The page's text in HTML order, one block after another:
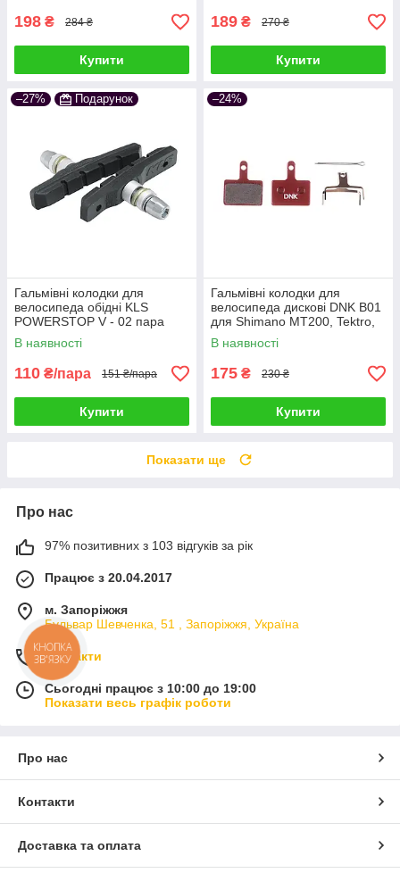
198 ₴ 284 ₴
Купити
189 ₴ 270 ₴
Купити
–27% Подарунок
Гальмівні колодки для
велосипеда обідні KLS
POWERSTOP V - 02 пара
В наявності
110 ₴/пара 151 ₴/пара
Купити
–24%
Гальмівні колодки для
велосипеда дискові DNK B01
для Shimano MT200, Tektro,
TRP, Promax напівметал
В наявності
175 ₴ 230 ₴
Купити
Показати ще
Про нас
97% позитивних з 103 відгуків за рік
Працює з 20.04.2017
м. Запоріжжя
Бульвар Шевченка, 51 , Запоріжжя, Україна
Контакти
Сьогодні працює з 10:00 до 19:00
Показати весь графік роботи
Про нас
Контакти
Доставка та оплата
КНОПКА
ЗВ'ЯЗКУ